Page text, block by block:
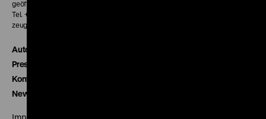
geöffnet 30 Minuten vor Beginn der ersten Vorstellung
Tel. + 49 30 20304-770
zeughauskino@dhm.de
Autor*innen
Presse
Kontakt
Newsletter